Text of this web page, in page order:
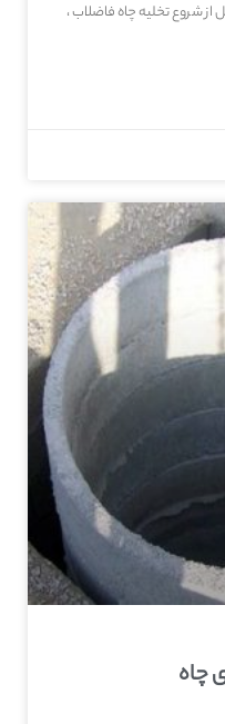
از شروع تخلیه چاه فاضلاب ،
چاه